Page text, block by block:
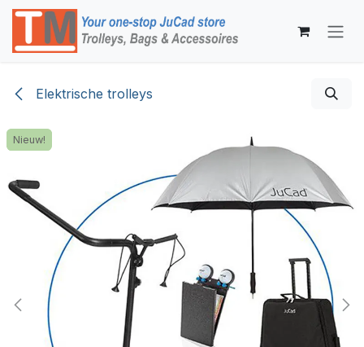
Overslaan naar inhoud
Elektrische trolleys
Nieuw!
Nieuw!